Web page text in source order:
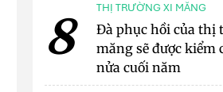
8 THỊ TRƯỜNG XI MĂNG
Đà phục hồi của thị
măng sẽ được
nửa cuối năm